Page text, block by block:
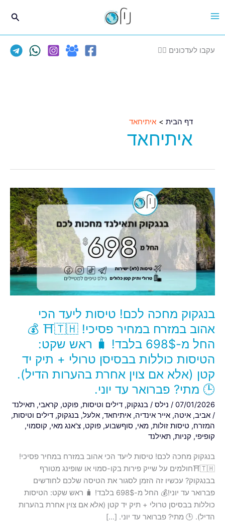
לתוכן
עקבו לעדכונים 👈🏽
דף הבית איתיחאד
איתיחאד
בנגקוק מחכה לכם! טיסות ליעד הכי
אהוב במזרח במחיר פסיכי! 🇹🇭⛩️ 💰
החל מ-698$ בלבד! 🧳 ראש שקט:
הטיסות כוללות בבסיסן טרולי + תיק יד
קטן (אלא אם צוין אחרת בהערות הדיל).
🕒 מתי? פברואר עד יוני.
07/01/2026
/ נילס / בנגקוק, דילים וטיסות, פוקט, קראבי, תאילנד
/ אביב, איטה, אייר אינדיה, איתיחאד, אלעל, בנגקוק, דילים וטיסות,
המזרח, טיסות זולות, מאי, סוףשבוע, פוקט, צ'אנג מאי, קוסמוי,
קופיפי, קניות, תאילנד
בנגקוק מחכה לכם! טיסות ליעד הכי אהוב במזרח במחיר פסיכי!
🇹🇭⛩️חולמים על שייק פירות בקו-סמוי או שופינג מטורף
בבנגקוק? עכשיו זה הזמן לסגור את הטיסה שלכם לחודשים
פברואר עד יוני!💰 החל מ-698$ בלבד! 🧳 ראש שקט: הטיסות
כוללות בבסיסן טרולי + תיק יד קטן (אלא אם צוין אחרת בהערות
הדיל). 🕒 מתי? פברואר עד יוני. […]
בנגקוק
מחכה
לכם!
טיסות
ליעד
הכי
אהוב
במזרח
במחיר
🇹🇭
⛩️
החל
מ-698$
בלבד!
🧳
שקט:
הטיסות
כוללות
טרולי
+
תיק
יד
קטן
(אלא